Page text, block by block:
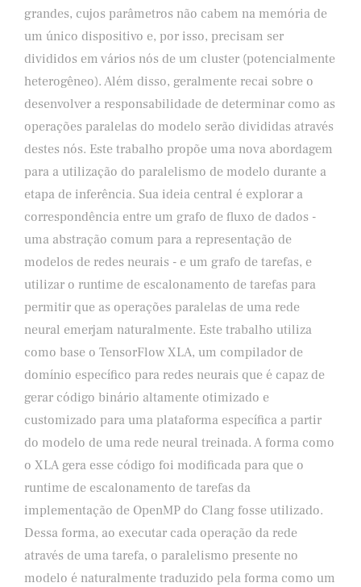
grandes, cujos parâmetros não cabem na memória de
um único dispositivo e, por isso, precisam ser
divididos em vários nós de um cluster (potencialmente
heterogêneo). Além disso, geralmente recai sobre o
desenvolver a responsabilidade de determinar como as
operações paralelas do modelo serão divididas através
destes nós. Este trabalho propõe uma nova abordagem
para a utilização do paralelismo de modelo durante a
etapa de inferência. Sua ideia central é explorar a
correspondência entre um grafo de fluxo de dados -
uma abstração comum para a representação de
modelos de redes neurais - e um grafo de tarefas, e
utilizar o runtime de escalonamento de tarefas para
permitir que as operações paralelas de uma rede
neural emerjam naturalmente. Este trabalho utiliza
como base o TensorFlow XLA, um compilador de
domínio específico para redes neurais que é capaz de
gerar código binário altamente otimizado e
customizado para uma plataforma específica a partir
do modelo de uma rede neural treinada. A forma como
o XLA gera esse código foi modificada para que o
runtime de escalonamento de tarefas da
implementação de OpenMP do Clang fosse utilizado.
Dessa forma, ao executar cada operação da rede
através de uma tarefa, o paralelismo presente no
modelo é naturalmente traduzido pela forma como um